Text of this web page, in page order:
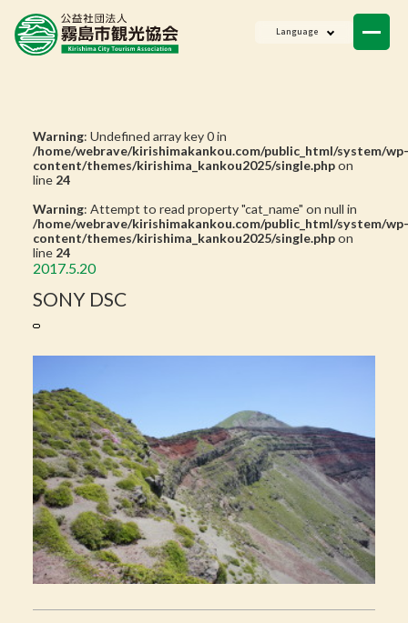
Language
Warning: Undefined array key 0 in
/home/webrave/kirishimakankou.com/public_html/system/wp-
content/themes/kirishima_kankou2025/single.phpon
line 24
Warning: Attempt to read property "cat_name" on null in
/home/webrave/kirishimakankou.com/public_html/system/wp-
content/themes/kirishima_kankou2025/single.phpon
line 24
2017.5.20
SONY DSC